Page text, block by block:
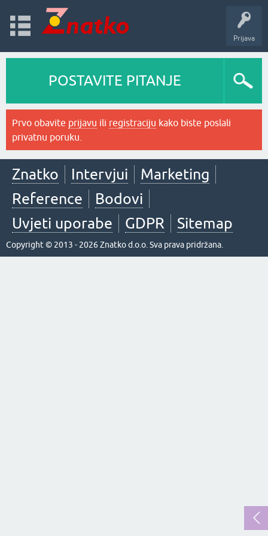
Prijava
POSTAVITE PITANJE
Prvo obavite prijavu ili registraciju kako biste poslali
privatnu poruku.
Znatko Intervjui
Marketing
Reference
Bodovi
Uvjeti uporabe
GDPR Sitemap
Copyright © 2013 - 2026 Znatko d.o.o. Sva prava pridržana.